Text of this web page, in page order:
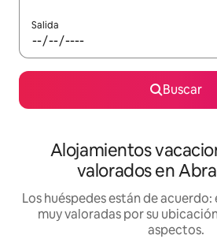
Salida
Buscar
Alojamientos
valorados en
Los huéspedes están de
muy valoradas por su
aspectos.